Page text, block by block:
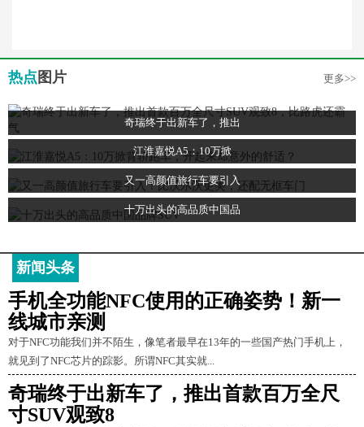
热点 图片 更多>>
奇瑞终于出新车了，推出
江淮嘉悦A5：10万掀
又一高颜值旅行车要引入
十万出头的高品质中国品
新闻头条
手机全功能NFC使用的正确姿势！新一
线城市亲测
对于NFC功能我们并不陌生，像笔者最早在13年的一些国产热门手机上，
就见到了NFC芯片的踪影。所谓NFC其实就...
奇瑞终于出新车了，推出首款百万全尺
寸SUV观致8